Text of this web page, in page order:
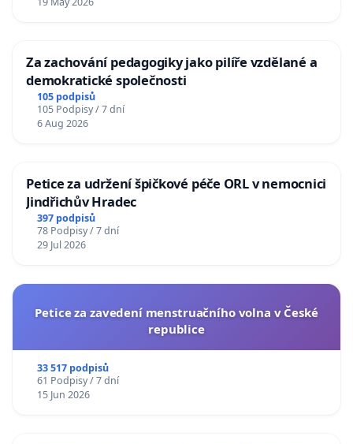
Za zachování pedagogiky jako pilíře vzdělané a
demokratické společnosti
105 podpisů
105 Podpisy / 7 dní
6 Aug 2026
Petice za udržení špičkové péče ORL v nemocnici
Jindřichův Hradec
397 podpisů
78 Podpisy / 7 dní
29 Jul 2026
Petice za zavedení menstruačního volna v České
republice
33 517 podpisů
61 Podpisy / 7 dní
15 Jun 2026